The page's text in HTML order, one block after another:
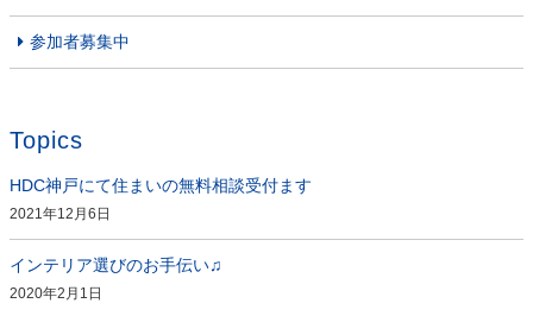
参加者募集中
Topics
HDC神戸にて住まいの無料相談受付ます
2021年12月6日
インテリア選びのお手伝い♫
2020年2月1日